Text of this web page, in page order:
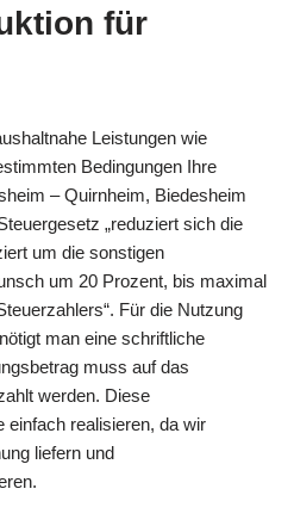
für
Leistungen wie
Bedingungen Ihre
– Quirnheim, Biedesheim
„reduziert sich die
um die sonstigen
um 20 Prozent, bis maximal
Für die Nutzung
man eine schriftliche
muss auf das
werden. Diese
einfach realisieren, da wir
liefern und